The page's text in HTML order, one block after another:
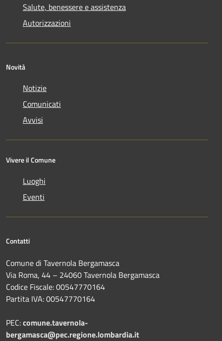
Salute, benessere e assistenza
Autorizzazioni
Novità
Notizie
Comunicati
Avvisi
Vivere il Comune
Luoghi
Eventi
Contatti
Comune di Tavernola Bergamasca
Via Roma, 44 – 24060 Tavernola Bergamasca
Codice Fiscale: 00547770164
Partita IVA: 00547770164
PEC:comune.tavernola-
bergamasca@pec.regione.lombardia.it